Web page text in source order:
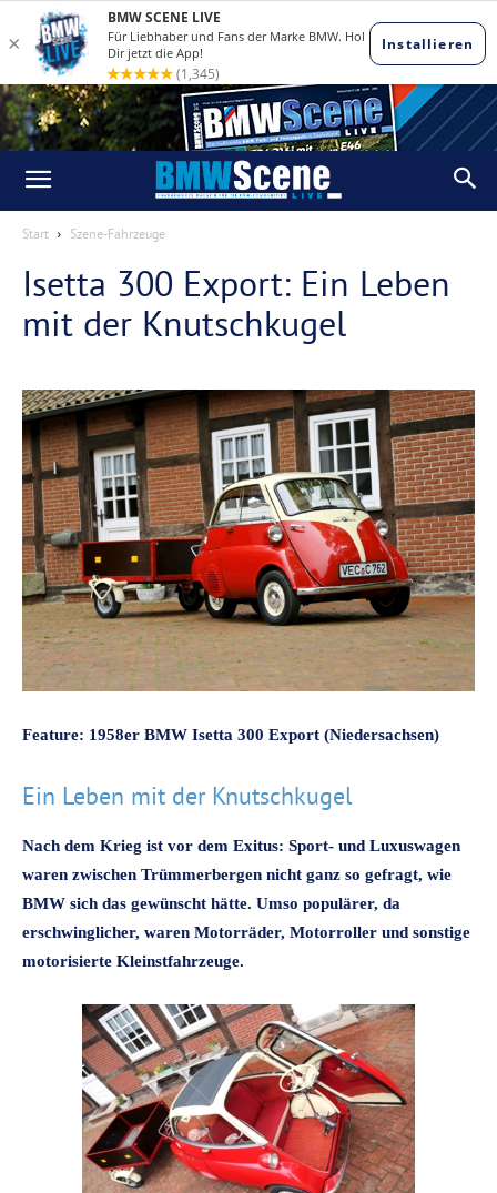
Start Szene-Fahrzeuge
Isetta 300 Export: Ein Leben
mit der Knutschkugel
Feature: 1958er BMW Isetta 300 Export (Niedersachsen)
Ein Leben mit der Knutschkugel
Nach dem Krieg ist vor dem Exitus: Sport- und Luxuswagen
waren zwischen Trümmerbergen nicht ganz so gefragt, wie
BMW sich das gewünscht hätte. Umso populärer, da
erschwinglicher, waren Motorräder, Motorroller und sonstige
motorisierte Kleinstfahrzeuge.